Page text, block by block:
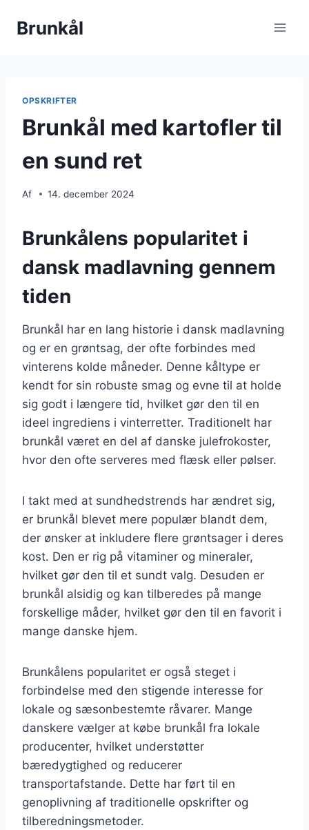
Brunkål
OPSKRIFTER
Brunkål med kartofler til
en sund ret
Af 14. december 2024
Brunkålens popularitet i
dansk madlavning gennem
tiden
Brunkål har en lang historie i dansk madlavning
og er en grøntsag, der ofte forbindes med
vinterens kolde måneder. Denne kåltype er
kendt for sin robuste smag og evne til at holde
sig godt i længere tid, hvilket gør den til en
ideel ingrediens i vinterretter. Traditionelt har
brunkål været en del af danske julefrokoster,
hvor den ofte serveres med flæsk eller pølser.
I takt med at sundhedstrends har ændret sig,
er brunkål blevet mere populær blandt dem,
der ønsker at inkludere flere grøntsager i deres
kost. Den er rig på vitaminer og mineraler,
hvilket gør den til et sundt valg. Desuden er
brunkål alsidig og kan tilberedes på mange
forskellige måder, hvilket gør den til en favorit i
mange danske hjem.
Brunkålens popularitet er også steget i
forbindelse med den stigende interesse for
lokale og sæsonbestemte råvarer. Mange
danskere vælger at købe brunkål fra lokale
producenter, hvilket understøtter
bæredygtighed og reducerer
transportafstande. Dette har ført til en
genoplivning af traditionelle opskrifter og
tilberedningsmetoder.